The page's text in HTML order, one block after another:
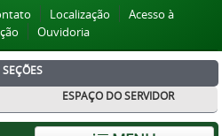
Localização
Acesso à
Ouvidoria
SEÇÕES
ESPAÇO DO SERVIDOR